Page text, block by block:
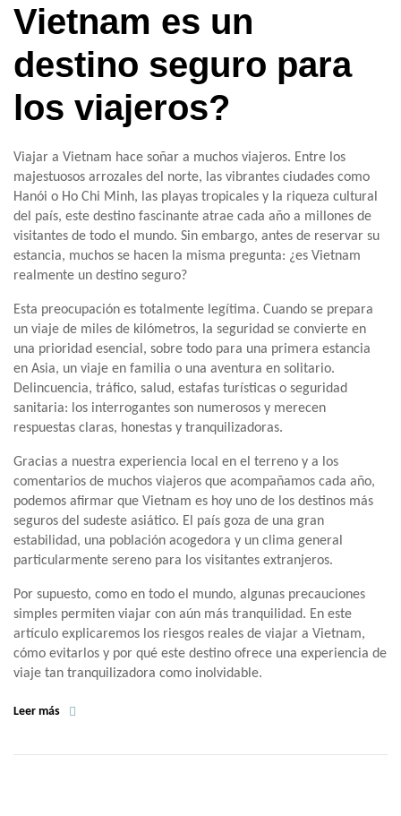
Vietnam es un
destino seguro para
los viajeros?
Viajar a Vietnam hace soñar a muchos viajeros. Entre los
majestuosos arrozales del norte, las vibrantes ciudades como
Hanói o Ho Chi Minh, las playas tropicales y la riqueza cultural
del país, este destino fascinante atrae cada año a millones de
visitantes de todo el mundo. Sin embargo, antes de reservar su
estancia, muchos se hacen la misma pregunta: ¿es Vietnam
realmente un destino seguro?
Esta preocupación es totalmente legítima. Cuando se prepara
un viaje de miles de kilómetros, la seguridad se convierte en
una prioridad esencial, sobre todo para una primera estancia
en Asia, un viaje en familia o una aventura en solitario.
Delincuencia, tráfico, salud, estafas turísticas o seguridad
sanitaria: los interrogantes son numerosos y merecen
respuestas claras, honestas y tranquilizadoras.
Gracias a nuestra experiencia local en el terreno y a los
comentarios de muchos viajeros que acompañamos cada año,
podemos afirmar que Vietnam es hoy uno de los destinos más
seguros del sudeste asiático. El país goza de una gran
estabilidad, una población acogedora y un clima general
particularmente sereno para los visitantes extranjeros.
Por supuesto, como en todo el mundo, algunas precauciones
simples permiten viajar con aún más tranquilidad. En este
artículo explicaremos los riesgos reales de viajar a Vietnam,
cómo evitarlos y por qué este destino ofrece una experiencia de
viaje tan tranquilizadora como inolvidable.
Leer más